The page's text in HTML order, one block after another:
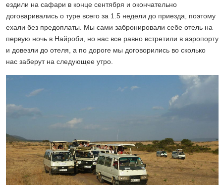
ездили на сафари в конце сентября и окончательно
договаривались о туре всего за 1.5 недели до приезда, поэтому
ехали без предоплаты. Мы сами забронировали себе отель на
первую ночь в Найроби, но нас все равно встретили в аэропорту
и довезли до отеля, а по дороге мы договорились во сколько
нас заберут на следующее утро.